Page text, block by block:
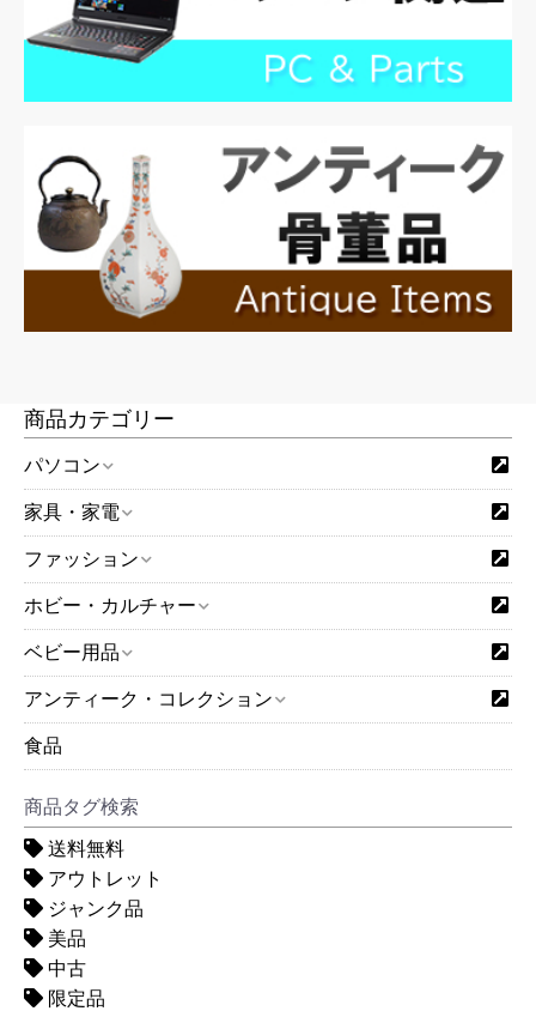
商品カテゴリー
パソコン
家具・家電
ファッション
ホビー・カルチャー
ベビー用品
アンティーク・コレクション
食品
商品タグ検索
送料無料
アウトレット
ジャンク品
美品
中古
限定品